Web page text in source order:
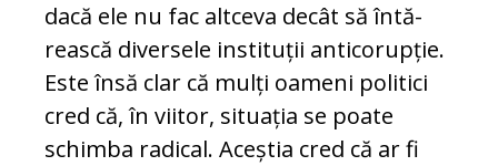
dacă ele nu fac altceva decât să în­tă­
rească diversele instituții an­ti­co­rupție.
Este în­să clar că mulți oameni politici
cred că, în vii­tor, situația se poa­te
schimba ra­dical. Aceștia cred că ar fi